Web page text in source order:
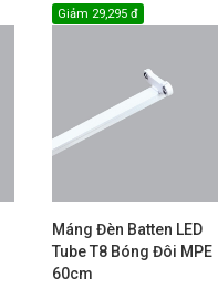
Máng Đèn Batten LED
Tube T8 Bóng Đôi MPE
60cm
Giảm 29,295 đ